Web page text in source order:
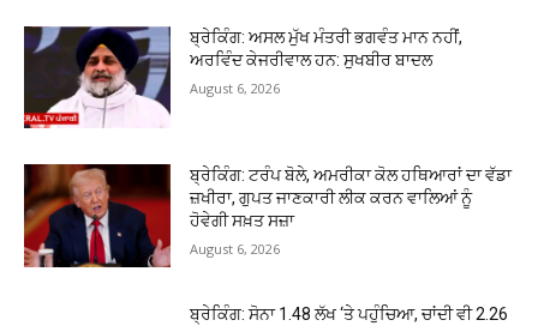
ਬ੍ਰੇਕਿੰਗ: ਅਸਲ ਮੁੱਖ ਮੰਤਰੀ ਭਗਵੰਤ ਮਾਨ ਨਹੀਂ,
ਅਰਵਿੰਦ ਕੇਜਰੀਵਾਲ ਹਨ: ਸੁਖਬੀਰ ਬਾਦਲ
August 6, 2026
ਬ੍ਰੇਕਿੰਗ: ਟਰੰਪ ਬੋਲੇ, ਅਮਰੀਕਾ ਕੋਲ ਹਥਿਆਰਾਂ ਦਾ ਵੱਡਾ
ਜ਼ਖੀਰਾ, ਗੁਪਤ ਜਾਣਕਾਰੀ ਲੀਕ ਕਰਨ ਵਾਲਿਆਂ ਨੂੰ
ਹੋਵੇਗੀ ਸਖ਼ਤ ਸਜ਼ਾ
August 6, 2026
ਬ੍ਰੇਕਿੰਗ: ਸੋਨਾ ₹1.48 ਲੱਖ ‘ਤੇ ਪਹੁੰਚਿਆ, ਚਾਂਦੀ ਵੀ ₹2.26